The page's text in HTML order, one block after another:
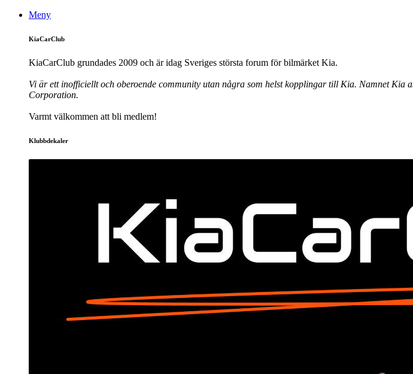
Meny
KiaCarClub
KiaCarClub grundades 2009 och är idag Sveriges största forum för bilmärket Kia.
Vi är ett inofficiellt och oberoende community utan några som helst kopplingar till Kia. Namnet Kia
Corporation.
Varmt välkommen att bli medlem!
Klubbdekaler